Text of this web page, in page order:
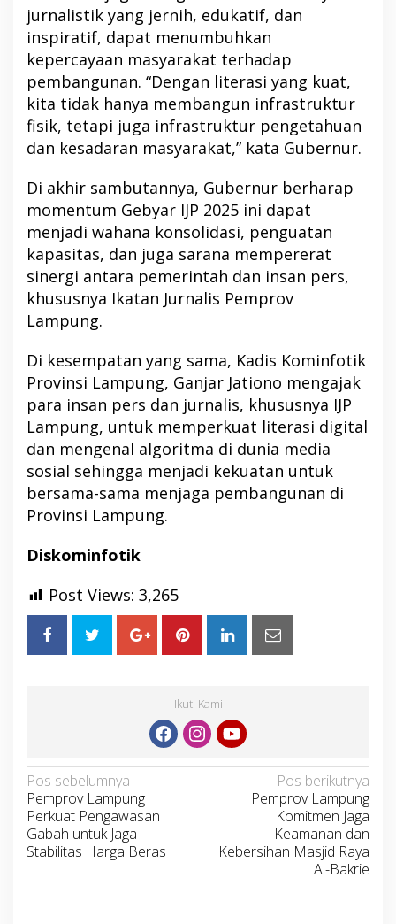
jurnalistik yang jernih, edukatif, dan
inspiratif, dapat menumbuhkan
kepercayaan masyarakat terhadap
pembangunan. “Dengan literasi yang kuat,
kita tidak hanya membangun infrastruktur
fisik, tetapi juga infrastruktur pengetahuan
dan kesadaran masyarakat,” kata Gubernur.
Di akhir sambutannya, Gubernur berharap
momentum Gebyar IJP 2025 ini dapat
menjadi wahana konsolidasi, penguatan
kapasitas, dan juga sarana mempererat
sinergi antara pemerintah dan insan pers,
khususnya Ikatan Jurnalis Pemprov
Lampung.
Di kesempatan yang sama, Kadis Kominfotik
Provinsi Lampung, Ganjar Jationo mengajak
para insan pers dan jurnalis, khususnya IJP
Lampung, untuk memperkuat literasi digital
dan mengenal algoritma di dunia media
sosial sehingga menjadi kekuatan untuk
bersama-sama menjaga pembangunan di
Provinsi Lampung.
Diskominfotik
Post Views: 3,265
Ikuti Kami
Navigasi
pos
Pos sebelumnya
Pemprov Lampung
Perkuat Pengawasan
Gabah untuk Jaga
Stabilitas Harga Beras
Pos berikutnya
Pemprov Lampung
Komitmen Jaga
Keamanan dan
Kebersihan Masjid Raya
Al-Bakrie